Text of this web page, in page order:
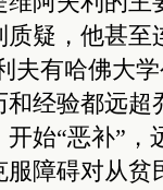
疑，他甚至
夫有哈佛大
经验都远超
“恶补”，
障碍对从